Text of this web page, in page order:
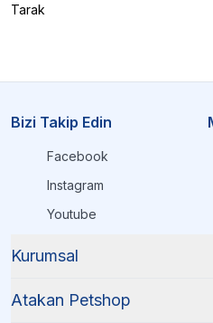
Tarak
Bizi Takip Edin
Facebook
Instagram
Youtube
Kurumsal
Atakan Petshop